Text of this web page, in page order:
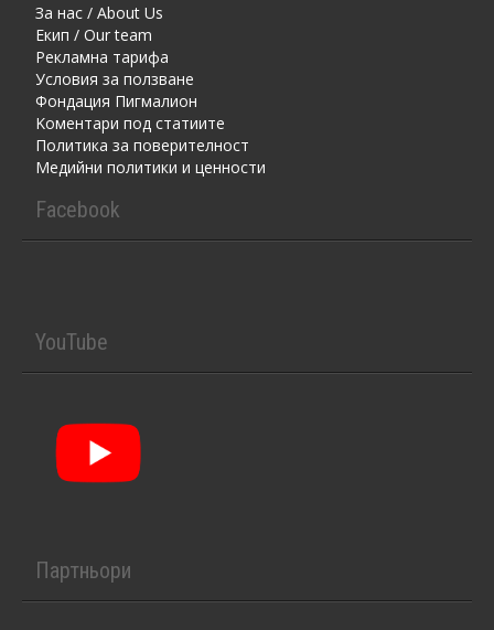
За нас / About Us
Екип / Our team
Рекламна тарифа
Условия за ползване
Фондация Пигмалион
Kоментaри под статиите
Политика за поверителност
Медийни политики и ценности
Facebook
YouTube
Партньори